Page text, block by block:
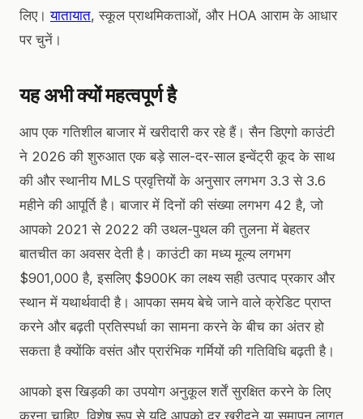
लिए।यातायात, स्कूल प्राथमिकताओं, और HOA आराम के आधार
पर चुनें।
यह अभी क्यों महत्वपूर्ण है
आप एक गतिशील बाजार में खरीदारी कर रहे हैं। सैन डिएगो काउंटी
ने 2026 की शुरुआत एक बड़े साल-दर-साल इन्वेंट्री कूद के साथ
की और स्थानीय MLS प्रवृत्तियों के अनुसार लगभग 3.3 से 3.6
महीने की आपूर्ति है। बाजार में दिनों की संख्या लगभग 42 है, जो
आपको 2021 से 2022 की उथल-पुथल की तुलना में बेहतर
बातचीत का अवसर देती है। काउंटी का मध्य मूल्य लगभग
$901,000 है, इसलिए $900K का लक्ष्य सही उत्पाद प्रकार और
स्थान में यथार्थवादी है। आपका समय बेचे जाने वाले क्रेडिट प्राप्त
करने और बढ़ती प्रतिस्पर्धा का सामना करने के बीच का अंतर हो
सकता है क्योंकि वसंत और प्रारंभिक गर्मियों की गतिविधि बढ़ती है।
आपको इस खिड़की का उपयोग अनुकूल शर्तें सुरक्षित करने के लिए
करना चाहिए, विशेष रूप से यदि आपको दर खरीदने या समापन लागत